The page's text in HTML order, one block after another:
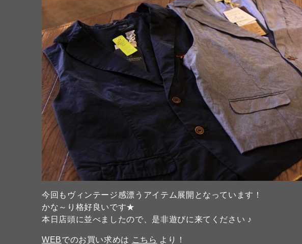
今回もヴィンテージ感漂うアイテム展開となっています！
かな～り格好良いです★
本日店頭に並べましたので、是非遊びに来てください ♪
WEBでのお買い求めは こちら より！